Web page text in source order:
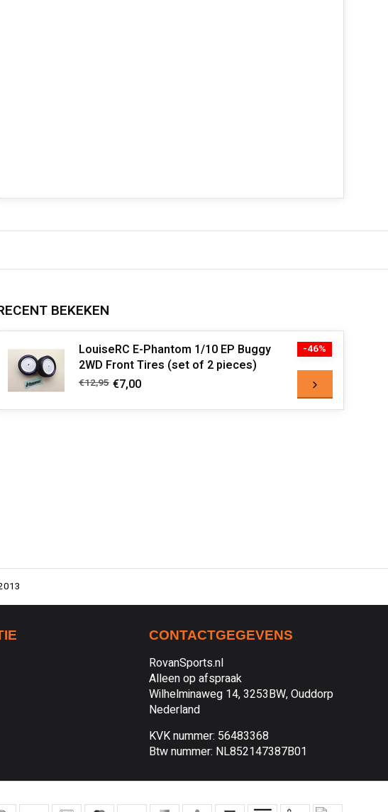
BEKEKEN
LouiseRC E-Phantom 1/10 EP Buggy
2WD Front Tires (set of 2 pieces)
€12,95 €7,00
-46%
CONTACTGEGEVENS
RovanSports.nl
Alleen op afspraak
Wilhelminaweg 14, 3253BW, Ouddorp
Nederland
KVK nummer: 56483368
Btw nummer: NL852147387B01